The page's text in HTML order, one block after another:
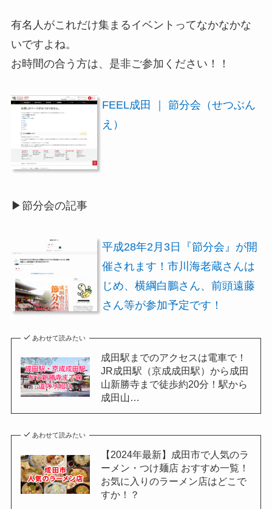
有名人がこれだけ集まるイベントってなかなかな
いですよね。
お時間の合う方は、是非ご参加ください！！
FEEL成田 ｜ 節分会（せつぶん
え）
▶節分会の記事
平成28年2月3日『節分会』が開
催されます！市川海老蔵さんは
じめ、横綱白鵬さん、前頭遠藤
さん等が参加予定です！
あわせて読みたい
成田駅までのアクセスは電車で！
JR成田駅（京成成田駅）から成田
山新勝寺まで徒歩約20分！駅から
成田山…
あわせて読みたい
【2024年最新】成田市で人気のラ
ーメン・つけ麺店 おすすめ一覧！
お気に入りのラーメン店はどこで
すか！？